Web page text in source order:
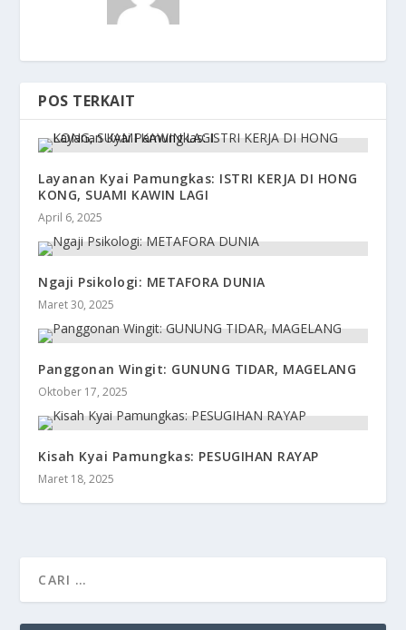
POS TERKAIT
Layanan Kyai Pamungkas: ISTRI KERJA DI HONG
KONG, SUAMI KAWIN LAGI
April 6, 2025
Ngaji Psikologi: METAFORA DUNIA
Maret 30, 2025
Panggonan Wingit: GUNUNG TIDAR, MAGELANG
Oktober 17, 2025
Kisah Kyai Pamungkas: PESUGIHAN RAYAP
Maret 18, 2025